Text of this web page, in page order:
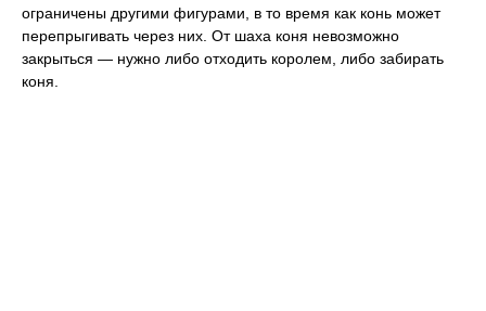
ограничены другими фигурами, в то время как конь может
перепрыгивать через них. От шаха коня невозможно
закрыться — нужно либо отходить королем, либо забирать
коня.